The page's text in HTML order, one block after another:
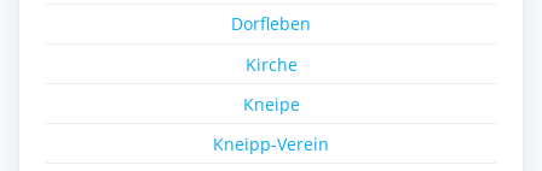
Dorfleben
Kirche
Kneipe
Kneipp-Verein